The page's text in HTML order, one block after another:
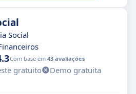
Social
Com base em 43 avaliações
gratuito
Demo gratuita